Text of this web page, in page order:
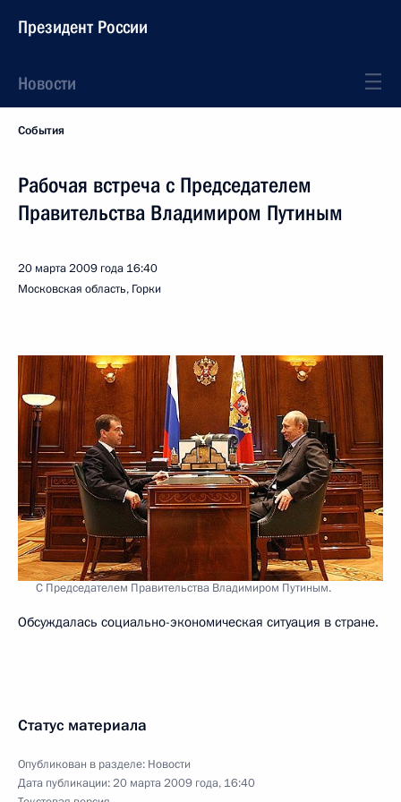
Президент России
Новости
События
Рабочая встреча с Председателем
Правительства Владимиром Путиным
20 марта 2009 года 16:40
Московская область, Горки
С Председателем Правительства Владимиром Путиным.
Обсуждалась социально-экономическая ситуация в стране.
Статус материала
Опубликован в разделе: Новости
Дата публикации:20 марта 2009 года, 16:40